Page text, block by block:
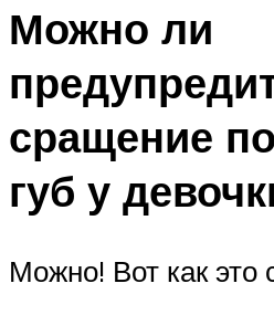
Можно ли
сращение
губ у
Можно! Вот как это